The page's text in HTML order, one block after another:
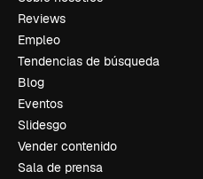
Reviews
Empleo
Tendencias de búsqueda
Blog
Eventos
Slidesgo
Vender contenido
Sala de prensa